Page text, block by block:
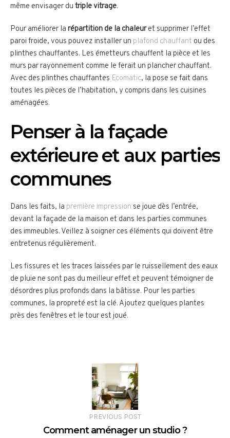
même envisager du triple vitrage.
Pour améliorer la répartition de la chaleuret supprimer l’effet
paroi froide, vous pouvez installer un plafond chauffant ou des
plinthes chauffantes. Les émetteurs chauffent la pièce et les
murs par rayonnement comme le ferait un plancher chauffant.
Avec des plinthes chauffantes Ecomatic, la pose se fait dans
toutes les pièces de l’habitation, y compris dans les cuisines
aménagées.
Penser à la façade
extérieure et aux parties
communes
Dans les faits, la première impression se joue dès l’entrée,
devant la façade de la maison et dans les parties communes
des immeubles. Veillez à soigner ces éléments qui doivent être
entretenus régulièrement.
Les fissures et les traces laissées par le ruissellement des eaux
de pluie ne sont pas du meilleur effet et peuvent témoigner de
désordres plus profonds dans la bâtisse. Pour les parties
communes, la propreté est la clé. Ajoutez quelques plantes
près des fenêtres et le tour est joué.
PREVIOUS POST
Comment aménager un studio ?